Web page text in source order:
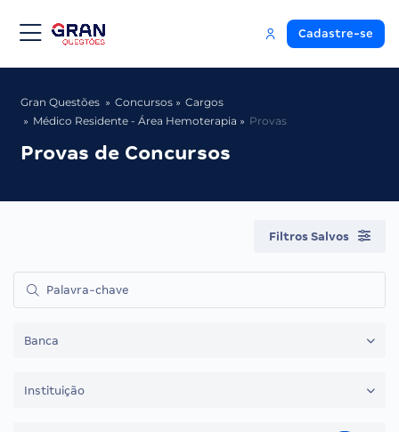
Cadastre-se
Gran Questões Concursos
Cargos
Médico Residente - Área Hemoterapia
Provas
Provas de Concursos
Filtros Salvos
Banca
Instituição